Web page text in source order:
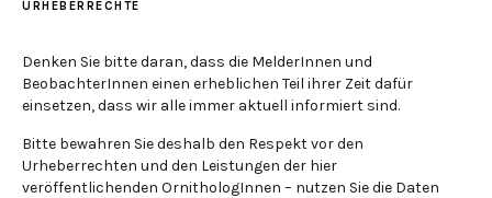
URHEBERRECHTE
Denken Sie bitte daran, dass die MelderInnen und
BeobachterInnen einen erheblichen Teil ihrer Zeit dafür
einsetzen, dass wir alle immer aktuell informiert sind.
Bitte bewahren Sie deshalb den Respekt vor den
Urheberrechten und den Leistungen der hier
veröffentlichenden OrnithologInnen – nutzen Sie die Daten